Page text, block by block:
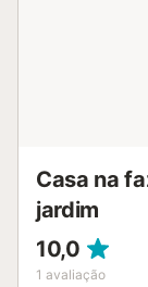
Casa na
jardim
10,0
1 avaliação